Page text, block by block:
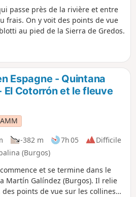
passe près de la rivière et entre
frais. On y voit des points de vue
au pied de la Sierra de Gredos.
Espagne - Quintana
El Cotorrón et le fleuve
-382 m 7h 05
Difficile
(Burgos)
et se termine dans le
Martín Galíndez (Burgos). Il relie
points de vue sur les collines